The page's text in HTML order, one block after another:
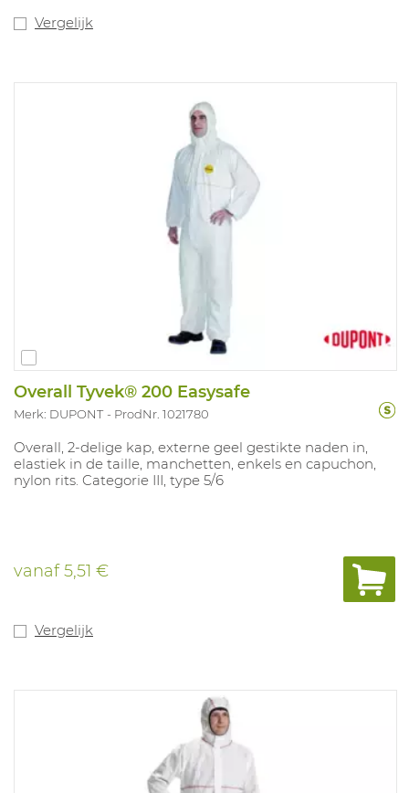
Vergelijk
Overall Tyvek® 200 Easysafe
Merk: DUPONT ProdNr. 1021780
Overall, 2-delige kap, externe geel gestikte naden in,
elastiek in de taille, manchetten, enkels en capuchon,
nylon rits. Categorie III, type 5/6
vanaf5,51 €
Vergelijk